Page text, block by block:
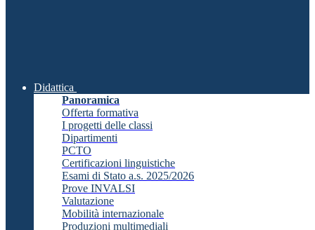
Didattica
Panoramica
Offerta formativa
I progetti delle classi
Dipartimenti
PCTO
Certificazioni linguistiche
Esami di Stato a.s. 2025/2026
Prove INVALSI
Valutazione
Mobilità internazionale
Produzioni multimediali